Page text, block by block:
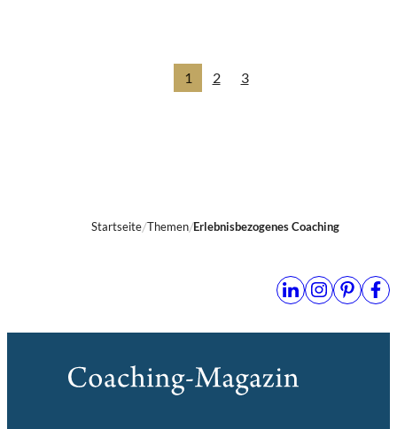
1 2 3
Startseite Themen Erlebnisbezogenes Coaching